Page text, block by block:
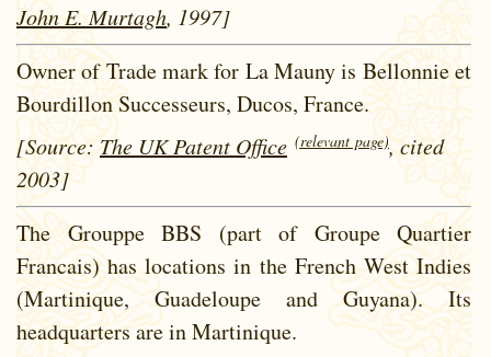
John E. Murtagh, 1997]
Owner of Trade mark for La Mauny is Bellonnie et
Bourdillon Successeurs, Ducos, France.
[Source: The UK Patent Office (relevant page), cited
2003]
The Grouppe BBS (part of Groupe Quartier
Francais) has locations in the French West Indies
(Martinique, Guadeloupe and Guyana). Its
headquarters are in Martinique.